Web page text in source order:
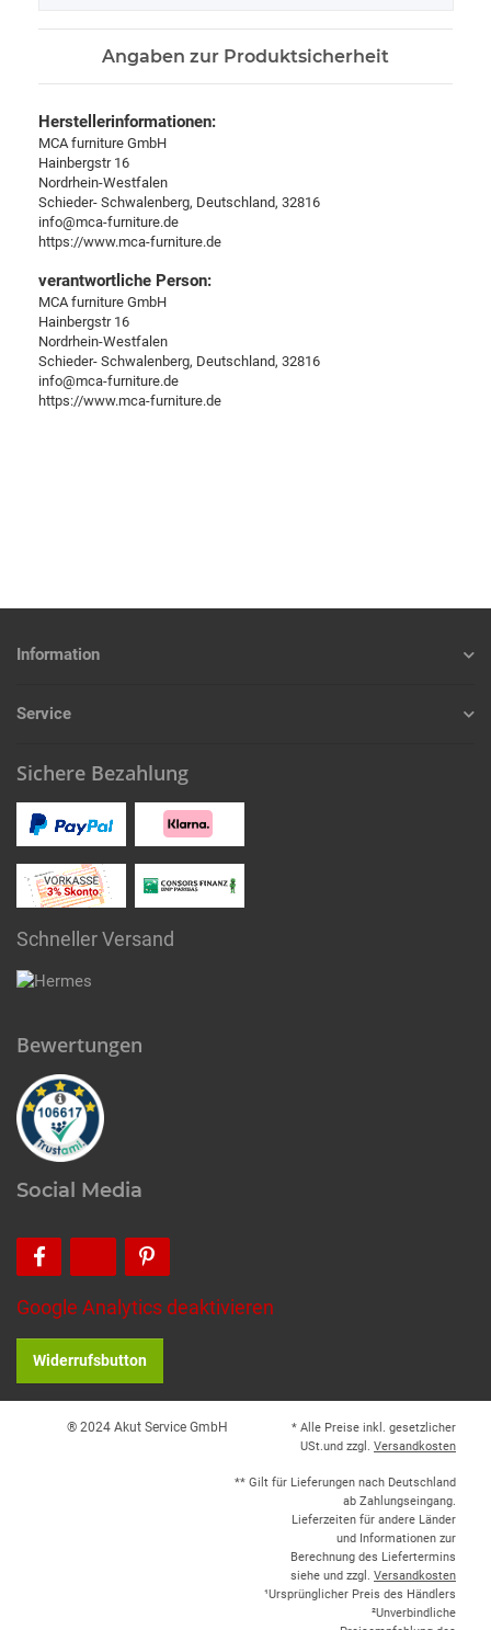
Angaben zur Produktsicherheit
Herstellerinformationen:
MCA furniture GmbH
Hainbergstr 16
Nordrhein-Westfalen
Schieder- Schwalenberg, Deutschland, 32816
info@mca-furniture.de
https://www.mca-furniture.de
verantwortliche Person:
MCA furniture GmbH
Hainbergstr 16
Nordrhein-Westfalen
Schieder- Schwalenberg, Deutschland, 32816
info@mca-furniture.de
https://www.mca-furniture.de
Information
Service
Sichere Bezahlung
Schneller Versand
Bewertungen
Social Media
Google Analytics deaktivieren
Widerrufsbutton
® 2024 Akut Service GmbH
* Alle Preise inkl. gesetzlicher
USt.und zzgl. Versandkosten
** Gilt für Lieferungen nach Deutschland
ab Zahlungseingang.
Lieferzeiten für andere Länder
und Informationen zur
Berechnung des Liefertermins
siehe und zzgl. Versandkosten
¹Ursprünglicher Preis des Händlers
²Unverbindliche